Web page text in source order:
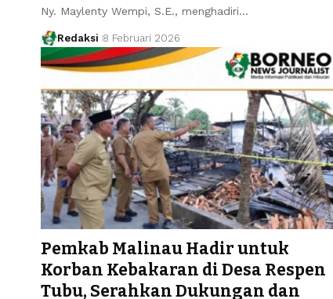
Ny. Maylenty Wempi, S.E., menghadiri…
Redaksi 8 Februari 2026
Pemkab Malinau Hadir untuk
Korban Kebakaran di Desa Respen
Tubu, Serahkan Dukungan dan